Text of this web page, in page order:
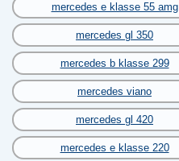
mercedes e klasse 55 amg
mercedes gl 350
mercedes b klasse 299
mercedes viano
mercedes gl 420
mercedes e klasse 220